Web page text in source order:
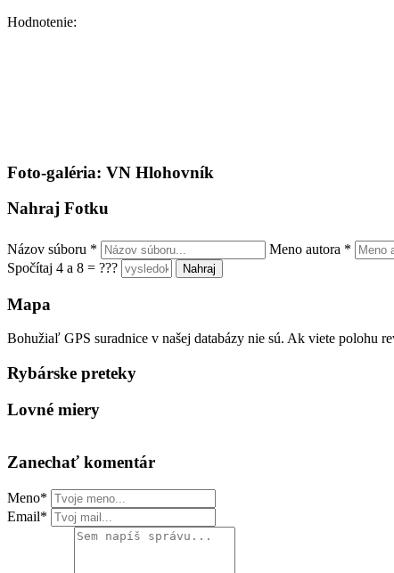
Hodnotenie:
Foto-galéria: VN Hlohovník
Nahraj Fotku
Názov súboru * Meno autora *
Spočítaj 4 a 8 = ???
Mapa
Bohužiaľ GPS suradnice v našej databázy nie sú. Ak viete polohu
Rybárske preteky
Lovné miery
Zanechať komentár
Meno*
Email*